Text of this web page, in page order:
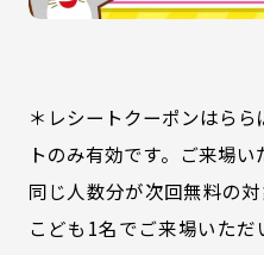
＊レシートクーポンはら
トのみ有効です。ご来場
同じ人数分が次回無料の
こども1名でご来場いた